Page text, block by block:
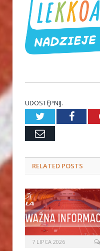
UDOSTĘPNIJ.
Twitter
Email
RELATED POSTS
7 LIPCA 2026